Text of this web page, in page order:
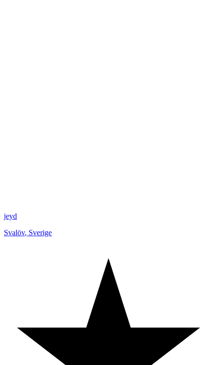
jeyd
Svalöv, Sverige